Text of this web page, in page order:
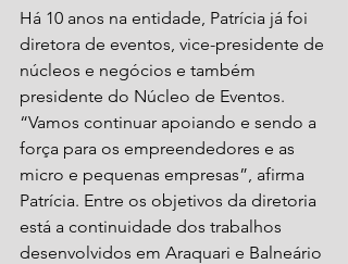
Há 10 anos na entidade, Patrícia já foi
diretora de eventos, vice-presidente de
núcleos e negócios e também
presidente do Núcleo de Eventos.
“Vamos continuar apoiando e sendo a
força para os empreendedores e as
micro e pequenas empresas”, afirma
Patrícia. Entre os objetivos da diretoria
está a continuidade dos trabalhos
desenvolvidos em Araquari e Balneário